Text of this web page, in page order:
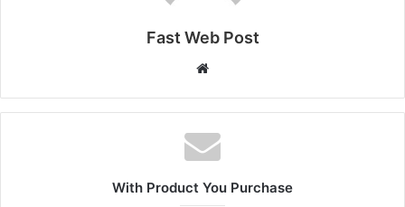
Fast Web Post
Website
With Product You Purchase